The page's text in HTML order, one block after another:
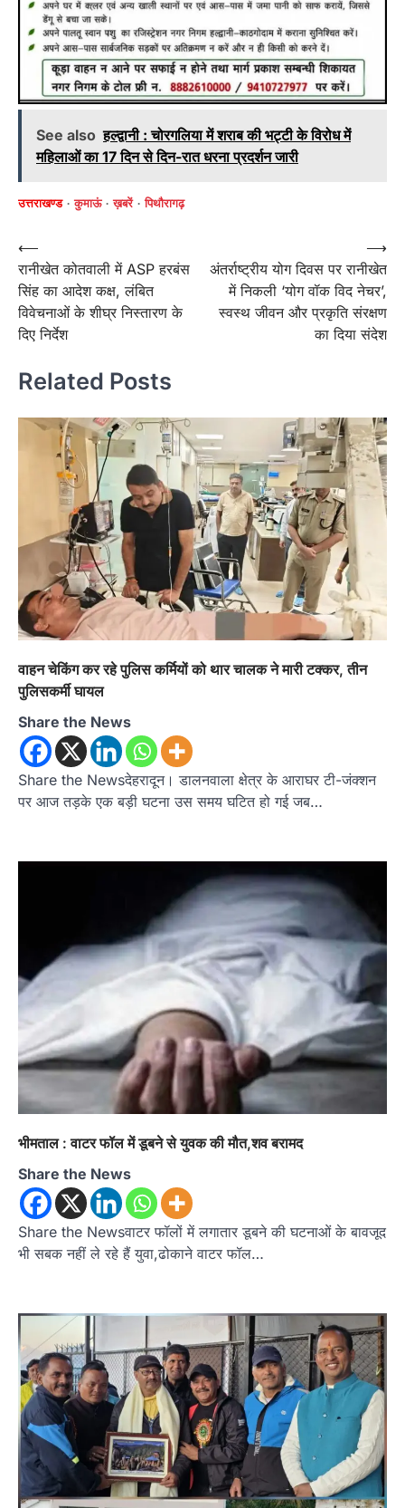
See also हल्द्वानी : चोरगलिया में शराब की भट्टी के विरोध में
महिलाओं का 17 दिन से दिन-रात धरना प्रदर्शन जारी
उत्तराखण्ड कुमाऊं ख़बरें पिथौरागढ़
Post
navigation
⟵
रानीखेत कोतवाली में ASP हरबंस
सिंह का आदेश कक्ष, लंबित
विवेचनाओं के शीघ्र निस्तारण के
दिए निर्देश
अंतर्राष्ट्रीय योग दिवस पर रानीखेत
में निकली ‘योग वॉक विद नेचर’,
स्वस्थ जीवन और प्रकृति संरक्षण
का दिया संदेश
⟶
Related Posts
वाहन चेकिंग कर रहे पुलिस कर्मियों को थार चालक ने मारी टक्कर, तीन
पुलिसकर्मी घायल
Share the News
Share the Newsदेहरादून। डालनवाला क्षेत्र के आराघर टी-जंक्शन
पर आज तड़के एक बड़ी घटना उस समय घटित हो गई जब…
भीमताल : वाटर फॉल में डूबने से युवक की मौत,शव बरामद
Share the News
Share the Newsवाटर फॉलों में लगातार डूबने की घटनाओं के बावजूद
भी सबक नहीं ले रहे हैं युवा,ढोकाने वाटर फॉल…
2
अल्मोड़ा उत्तराखण्ड कुमाऊं ख़बरें
कांग्रेस का गुस्सा, मंत्री और सरकार का पुतला
Admin
भतरोजखान में कांग्रेस का प्रदर्शन, स्वास्थ्य मंत्री व शिक्षा
मंत्री का फूंका पुतला 'विद्यालयों में…
3
अगस्त को खड़गे की हल्द्वानी रैली को सफल
बनाने का लिया संकल्प
Admin August 6, 2026
संगठन विस्तार के तहत कई नई नियुक्तियां, बूथ स्तर तक
संगठन मजबूत करने और युवाओं…
अल्मोड़ा उत्तराखण्ड कुमाऊं ख़बरें
चौखुटिया में सेवा पखवाड़ा शिविर: 954 लोगों ने
लिया लाभ, 191 में से 182 शिकायतों का मौके
पर हुआ निस्तारण